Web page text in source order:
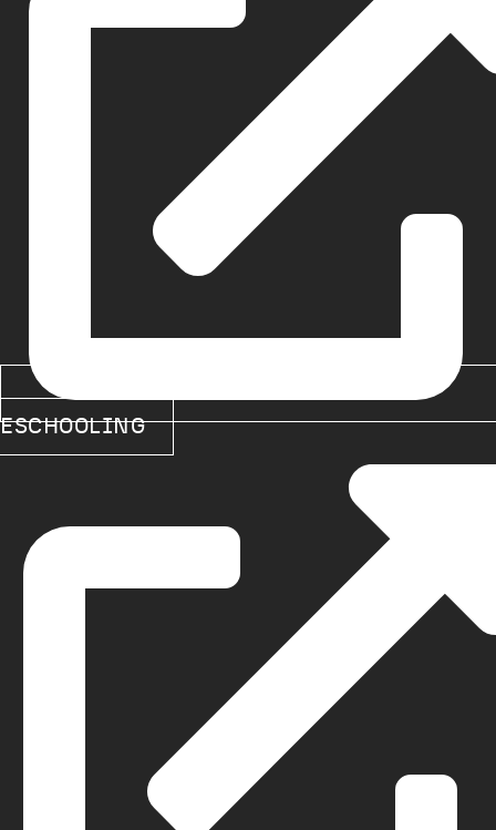
ESCHOOLING